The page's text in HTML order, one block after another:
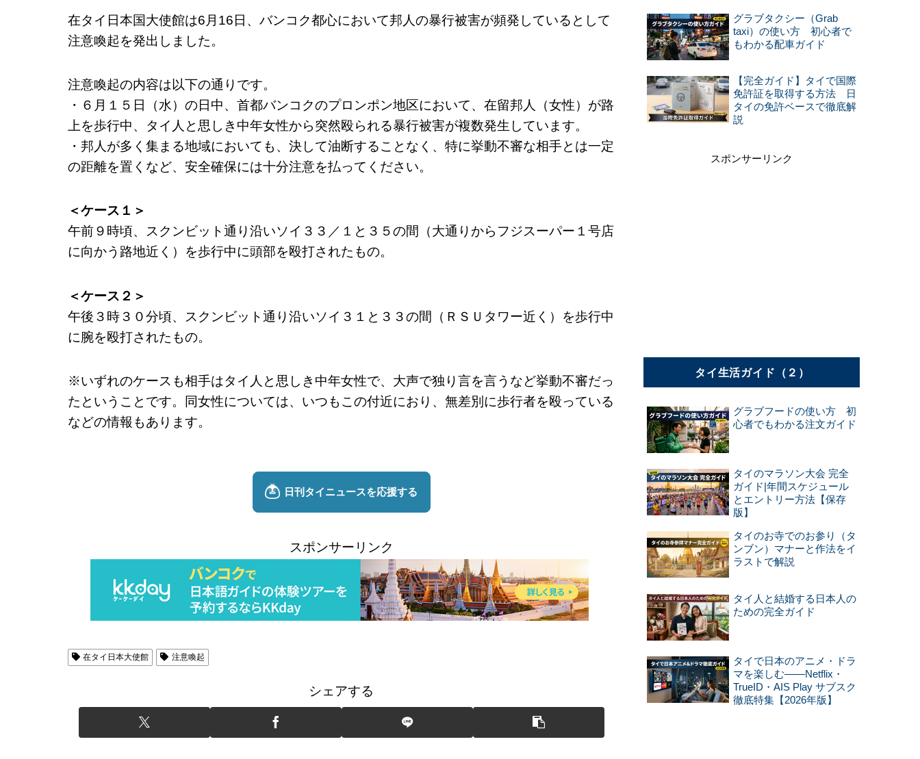
在タイ日本国大使館は6月16日、バンコク都心において邦人の暴行被害が頻発しているとして
注意喚起を発出しました。
注意喚起の内容は以下の通りです。
・６月１５日（水）の日中、首都バンコクのプロンポン地区において、在留邦人（女性）が路
上を歩行中、タイ人と思しき中年女性から突然殴られる暴行被害が複数発生しています。
・邦人が多く集まる地域においても、決して油断することなく、特に挙動不審な相手とは一定
の距離を置くなど、安全確保には十分注意を払ってください。
＜ケース１＞
午前９時頃、スクンビット通り沿いソイ３３／１と３５の間（大通りからフジスーパー１号店
に向かう路地近く）を歩行中に頭部を殴打されたもの。
＜ケース２＞
午後３時３０分頃、スクンビット通り沿いソイ３１と３３の間（ＲＳＵタワー近く）を歩行中
に腕を殴打されたもの。
※いずれのケースも相手はタイ人と思しき中年女性で、大声で独り言を言うなど挙動不審だっ
たということです。同女性については、いつもこの付近におり、無差別に歩行者を殴っている
などの情報もあります。
スポンサーリンク
在タイ日本大使館 注意喚起
シェアする
グラブタクシー（Grab
taxi）の使い方 初心者で
もわかる配車ガイド
【完全ガイド】タイで国際
免許証を取得する方法 日
タイの免許ベースで徹底解
説
スポンサーリンク
タイ生活ガイド（２）
グラブフードの使い方 初
心者でもわかる注文ガイド
タイのマラソン大会 完全
ガイド|年間スケジュール
とエントリー方法【保存
版】
タイのお寺でのお参り（タ
ンブン）マナーと作法をイ
ラストで解説
タイ人と結婚する日本人の
ための完全ガイド
タイで日本のアニメ・ドラ
マを楽しむ——Netflix・
TrueID・AIS Play サブスク
徹底特集【2026年版】